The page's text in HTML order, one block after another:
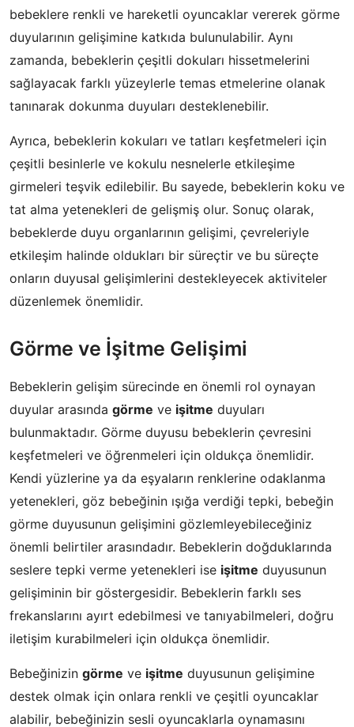
bebeklere renkli ve hareketli oyuncaklar vererek görme
duyularının gelişimine katkıda bulunulabilir. Aynı
zamanda, bebeklerin çeşitli dokuları hissetmelerini
sağlayacak farklı yüzeylerle temas etmelerine olanak
tanınarak dokunma duyuları desteklenebilir.
Ayrıca, bebeklerin kokuları ve tatları keşfetmeleri için
çeşitli besinlerle ve kokulu nesnelerle etkileşime
girmeleri teşvik edilebilir. Bu sayede, bebeklerin koku ve
tat alma yetenekleri de gelişmiş olur. Sonuç olarak,
bebeklerde duyu organlarının gelişimi, çevreleriyle
etkileşim halinde oldukları bir süreçtir ve bu süreçte
onların duyusal gelişimlerini destekleyecek aktiviteler
düzenlemek önemlidir.
Görme ve İşitme Gelişimi
Bebeklerin gelişim sürecinde en önemli rol oynayan
duyular arasında görme ve işitme duyuları
bulunmaktadır. Görme duyusu bebeklerin çevresini
keşfetmeleri ve öğrenmeleri için oldukça önemlidir.
Kendi yüzlerine ya da eşyaların renklerine odaklanma
yetenekleri, göz bebeğinin ışığa verdiği tepki, bebeğin
görme duyusunun gelişimini gözlemleyebileceğiniz
önemli belirtiler arasındadır. Bebeklerin doğduklarında
seslere tepki verme yetenekleri ise işitme duyusunun
gelişiminin bir göstergesidir. Bebeklerin farklı ses
frekanslarını ayırt edebilmesi ve tanıyabilmeleri, doğru
iletişim kurabilmeleri için oldukça önemlidir.
Bebeğinizin görme ve işitme duyusunun gelişimine
destek olmak için onlara renkli ve çeşitli oyuncaklar
alabilir, bebeğinizin sesli oyuncaklarla oynamasını